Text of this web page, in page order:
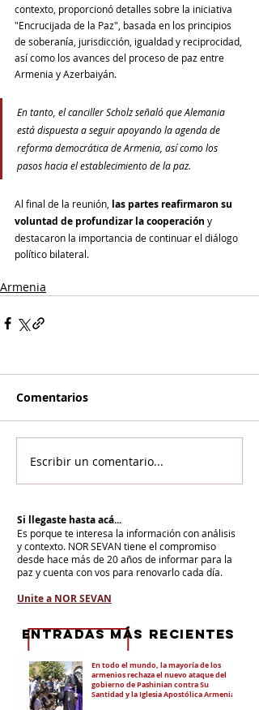
contexto, proporcionó detalles sobre la iniciativa
"Encrucijada de la Paz", basada en los principios
de soberanía, jurisdicción, igualdad y reciprocidad,
así como los avances del proceso de paz entre
Armenia y Azerbaiyán.
En tanto, el canciller Scholz señaló que Alemania
está dispuesta a seguir apoyando la agenda de
reforma democrática de Armenia, así como los
pasos hacia el establecimiento de la paz.
Al final de la reunión, las partes reafirmaron su
voluntad de profundizar la cooperación y
destacaron la importancia de continuar el diálogo
político bilateral.
Armenia
Comentarios
Escribir un comentario...
Si llegaste hasta acá...
Es porque te interesa la información con análisis
y contexto. NOR SEVAN tiene el compromiso
desde hace más de 20 años de informar para la
paz y cuenta con vos para renovarlo cada día.
Unite a NOR SEVAN
En todo el mundo, la mayoría de los
armenios rechaza el nuevo ataque del
gobierno de Pashinian contra Su
Santidad y la Iglesia Apostólica Armenia
eNTRADAS MÁS RECIENTES